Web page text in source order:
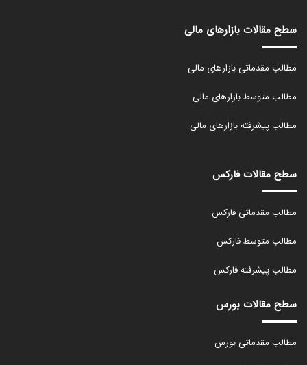
سطح مقالات بازارهای مالی
مطالب مقدماتی بازارهای مالی
مطالب متوسط بازارهای مالی
مطالب پیشرفته بازارهای مالی
سطح مقالات فارکس
مطالب مقدماتی فارکس
مطالب متوسط فارکس
مطالب پیشرفته فارکس
سطح مقالات بورس
مطالب مقدماتی بورس